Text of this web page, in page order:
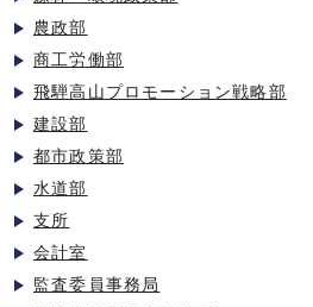
農政部
商工労働部
飛騨高山プロモーション戦略部
建設部
都市政策部
水道部
支所
会計室
監査委員事務局